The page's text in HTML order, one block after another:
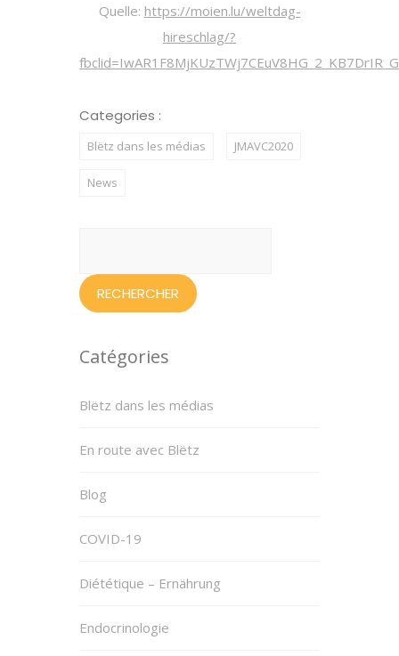
Quelle: https://moien.lu/weltdag-
hireschlag/?
Categories :
Blëtz dans les médias JMAVC2020
News
Catégories
Blëtz dans les médias
En route avec Blëtz
Blog
COVID-19
Diététique – Ernährung
Endocrinologie